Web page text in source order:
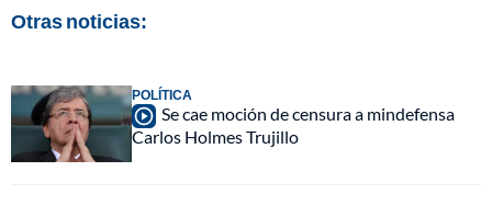
Otras noticias:
POLÍTICA
Se cae moción de censura a mindefensa
Carlos Holmes Trujillo